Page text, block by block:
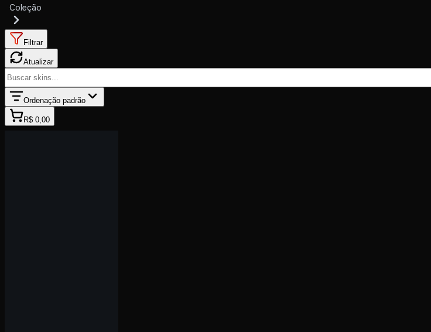
Coleção
Filtrar
Atualizar
Ordenação padrão
R$ 0,00